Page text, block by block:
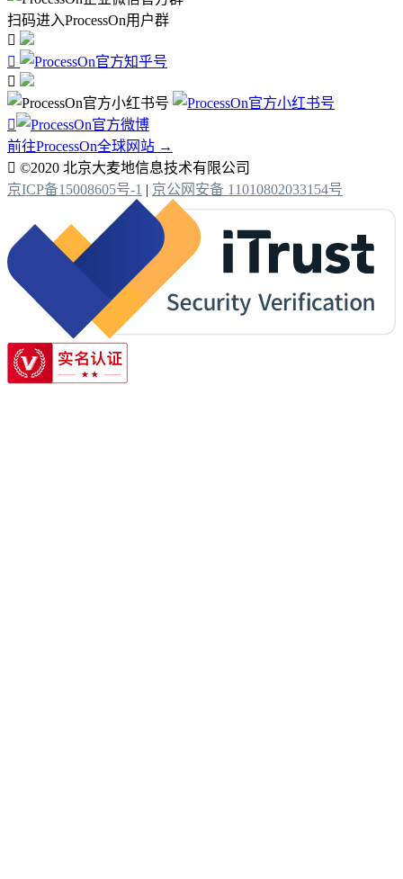
扫码进入ProcessOn用户群




前往ProcessOn全球网站 →
 ©2020 北京大麦地信息技术有限公司
京ICP备15008605号-1 | 京公网安备 11010802033154号